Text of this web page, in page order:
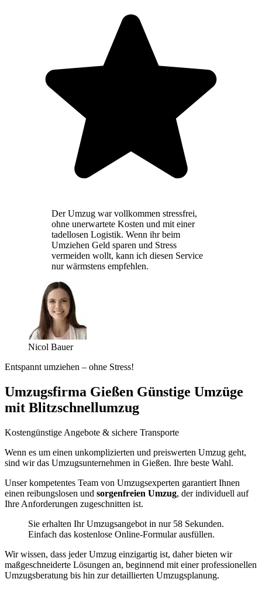
Der Umzug war vollkommen stressfrei,
ohne unerwartete Kosten und mit einer
tadellosen Logistik. Wenn ihr beim
Umziehen Geld sparen und Stress
vermeiden wollt, kann ich diesen Service
nur wärmstens empfehlen.
Nicol Bauer
Entspannt umziehen – ohne Stress!
Umzugsfirma Gießen Günstige Umzüge
mit Blitzschnellumzug
Kostengünstige Angebote & sichere Transporte
Wenn es um einen unkomplizierten und preiswerten Umzug geht,
sind wir das Umzugsunternehmen in Gießen. Ihre beste Wahl.
Unser kompetentes Team von Umzugsexperten garantiert Ihnen
einen reibungslosen und sorgenfreien Umzug, der individuell auf
Ihre Anforderungen zugeschnitten ist.
Sie erhalten Ihr Umzugsangebot in nur 58 Sekunden.
Einfach das kostenlose Online-Formular ausfüllen.
Wir wissen, dass jeder Umzug einzigartig ist, daher bieten wir
maßgeschneiderte Lösungen an, beginnend mit einer professionellen
Umzugsberatung bis hin zur detaillierten Umzugsplanung.